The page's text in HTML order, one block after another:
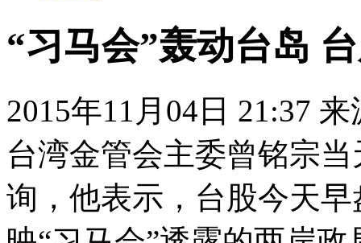
“习马会”轰动台岛
2015年11月04日 21:37
台湾金管会主委曾铭宗
询，他表示，台股今天